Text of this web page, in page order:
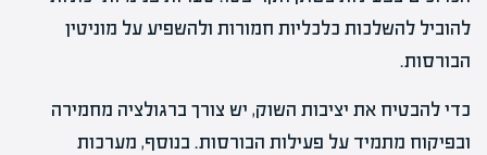
להוביל להשלכות כלכליות חמורות ולהשפיע על מוניטין
הבורסות.
כדי להבטיח את יציבות השוק, יש צורך ברגולציה מחמירה
ובפיקוח מתמיד על פעילות הבורסות. בנוסף, מערכות